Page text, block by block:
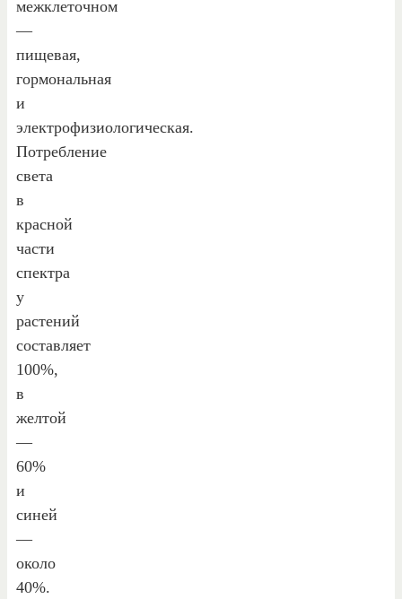
межклеточном
—
пищевая,
гормональная
и
электрофизиологическая.
Потребление
света
в
красной
части
спектра
у
растений
составляет
100%,
в
желтой
—
60%
и
синей
—
около
40%.